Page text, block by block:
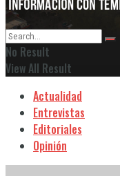
No Result
View All Result
Actualidad
Entrevistas
Editoriales
Opinión